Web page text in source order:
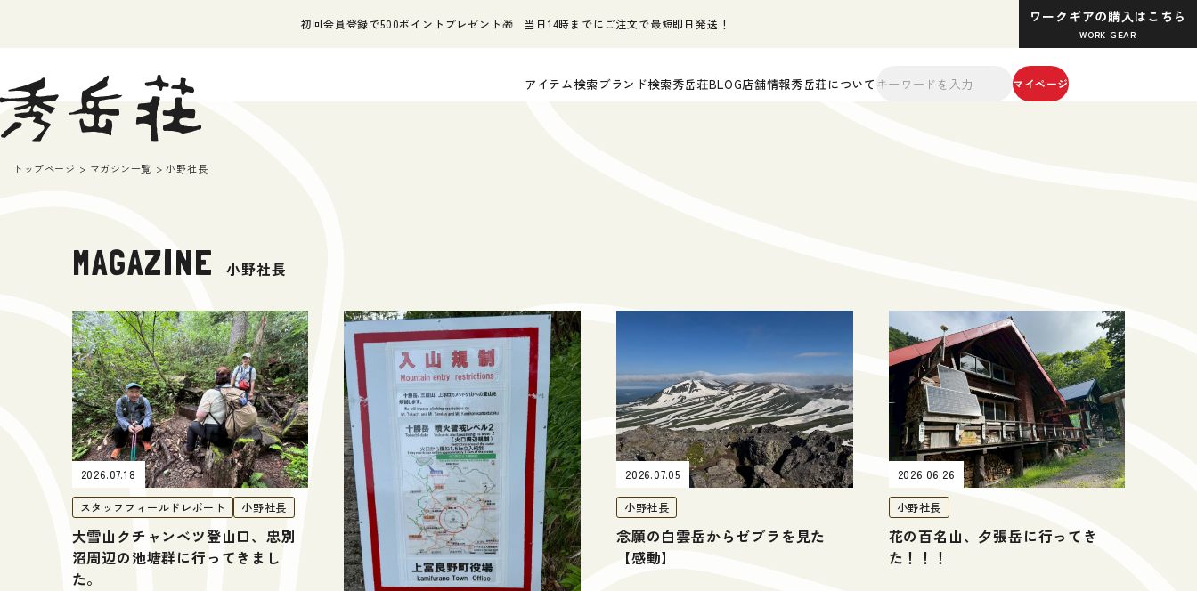
初回会員登録で500ポイントプレゼント🎁 当日14時までにご注文で最短即日発送！ ワークギアの購入はこちら
WORK GEAR
アイテム検索ブランド検索秀岳荘BLOG店舗情報秀岳荘について マイページ
トップページ マガジン一覧 小野社長
MAGAZINE 小野社長
2026.07.18
スタッフフィールドレポート 小野社長
大雪山クチャンベツ登山口、忠別
沼周辺の池塘群に行ってきまし
た。
2026.07.05
小野社長
念願の白雲岳からゼブラを見た
【感動】
2026.06.26
小野社長
花の百名山、夕張岳に行ってき
た！！！